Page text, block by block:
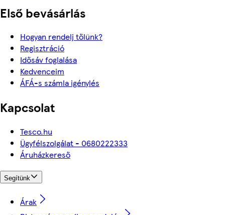
Első bevásárlás
Hogyan rendelj tőlünk?
Regisztráció
Idősáv foglalása
Kedvenceim
ÁFÁ-s számla igénylés
Kapcsolat
Tesco.hu
Ügyfélszolgálat - 0680222333
Áruházkereső
Segítünk
Árak